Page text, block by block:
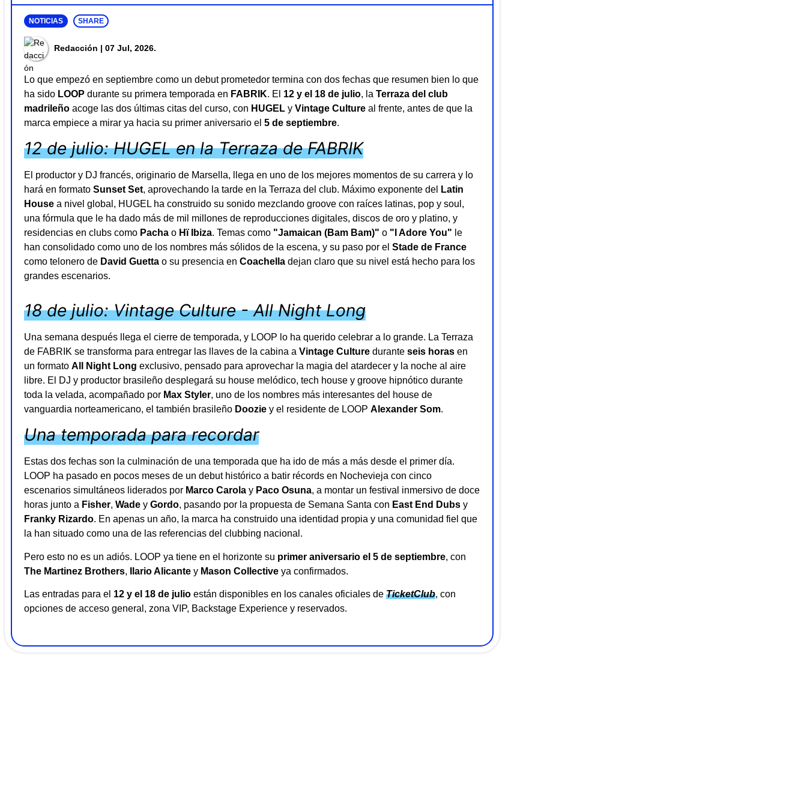
NOTICIAS SHARE
Redacción | 07 Jul, 2026.
Lo que empezó en septiembre como un debut prometedor termina con dos fechas que resumen bien lo que
ha sido LOOP durante su primera temporada en FABRIK. El 12 y el 18 de julio, la Terraza del club
madrileño acoge las dos últimas citas del curso, con HUGEL y Vintage Culture al frente, antes de que la
marca empiece a mirar ya hacia su primer aniversario el 5 de septiembre.
12 de julio: HUGEL en la Terraza de FABRIK
El productor y DJ francés, originario de Marsella, llega en uno de los mejores momentos de su carrera y lo
hará en formato Sunset Set, aprovechando la tarde en la Terraza del club. Máximo exponente del
Latin
House a nivel global, HUGEL ha construido su sonido mezclando groove con raíces latinas, pop y soul,
una fórmula que le ha dado más de mil millones de reproducciones digitales, discos de oro y platino, y
residencias en clubs como Pacha o Hï Ibiza. Temas como "Jamaican (Bam Bam)" o "I Adore You" le
han consolidado como uno de los nombres más sólidos de la escena, y su paso por el Stade de France
como telonero de David Guetta o su presencia en Coachella dejan claro que su nivel está hecho para los
grandes escenarios.
18 de julio: Vintage Culture - All Night Long
Una semana después llega el cierre de temporada, y LOOP lo ha querido celebrar a lo grande. La Terraza
de FABRIK se transforma para entregar las llaves de la cabina a Vintage Culture durante seis horas en
un formato All Night Long exclusivo, pensado para aprovechar la magia del atardecer y la noche al aire
libre. El DJ y productor brasileño desplegará su house melódico, tech house y groove hipnótico durante
toda la velada, acompañado por Max Styler, uno de los nombres más interesantes del house de
vanguardia norteamericano, el también brasileño Doozie y el residente de LOOP Alexander Som.
Una temporada para recordar
Estas dos fechas son la culminación de una temporada que ha ido de más a más desde el primer día.
LOOP ha pasado en pocos meses de un debut histórico a batir récords en Nochevieja con cinco
escenarios simultáneos liderados por Marco Carola y Paco Osuna, a montar un festival inmersivo de doce
horas junto a Fisher, Wade y Gordo, pasando por la propuesta de Semana Santa con East End Dubs y
Franky Rizardo. En apenas un año, la marca ha construido una identidad propia y una comunidad fiel que
la han situado como una de las referencias del clubbing nacional.
Pero esto no es un adiós. LOOP ya tiene en el horizonte su primer aniversario el 5 de septiembre, con
The Martinez Brothers, Ilario Alicante y Mason Collective ya confirmados.
Las entradas para el 12 y el 18 de julio están disponibles en los canales oficiales de TicketClub, con
opciones de acceso general, zona VIP, Backstage Experience y reservados.